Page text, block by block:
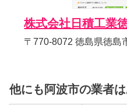
株式会社日積工業
〒770-8072 徳島県徳島
他にも阿波市の業者は